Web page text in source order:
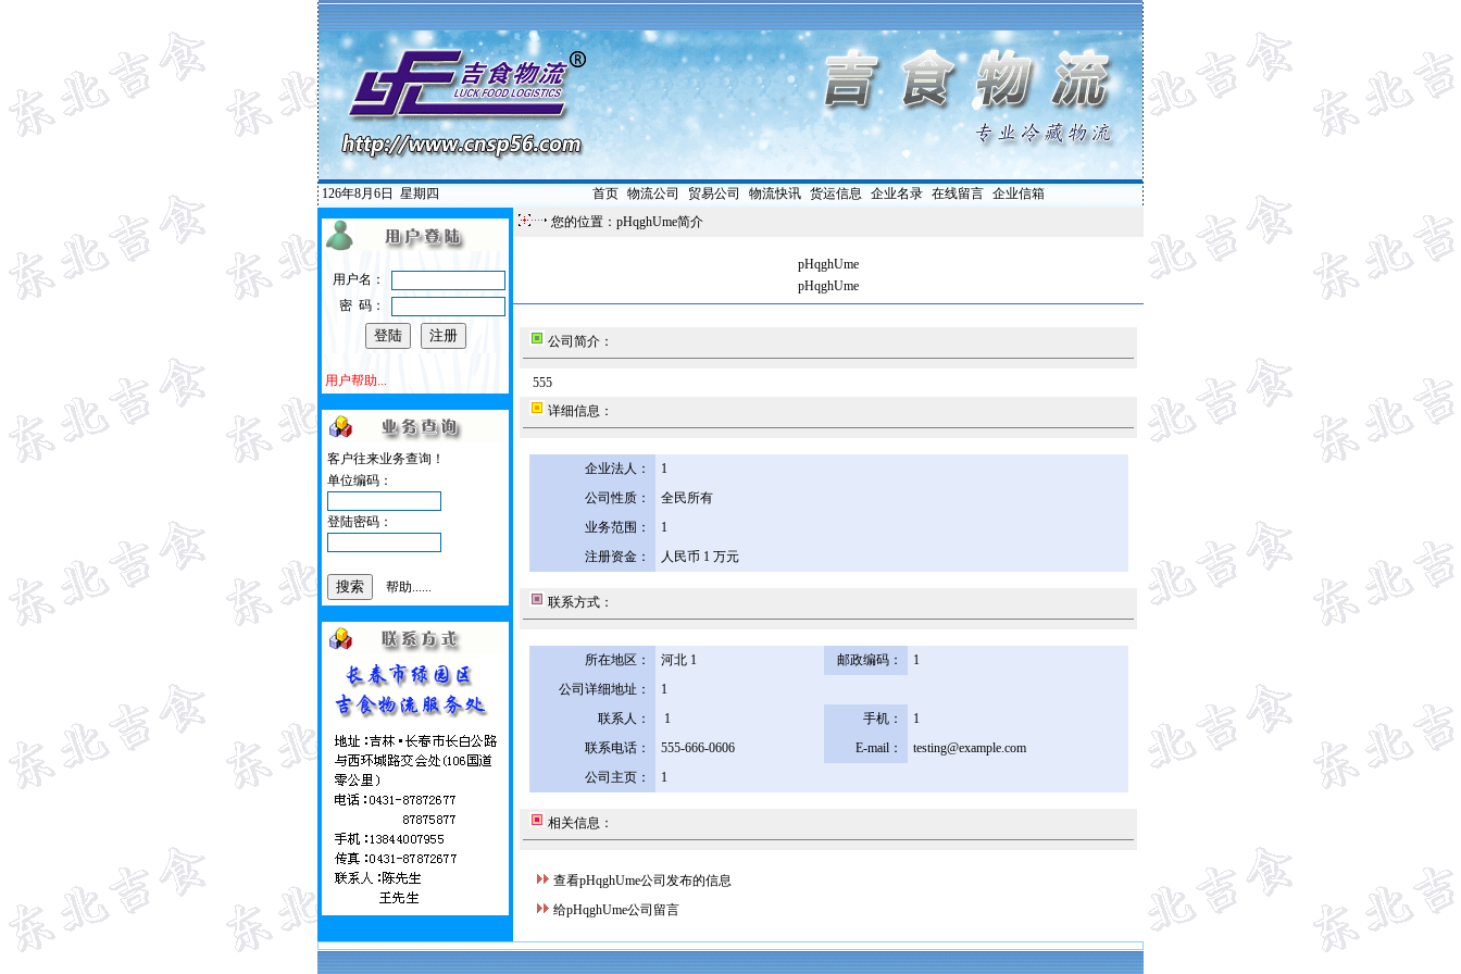
126年8月6日 星期四 首页| 物流公司 贸易公司 物流快讯| 货运信息 企业名录| 在线留言| 企业信箱
用户名：
密 码：
用户帮助...
客户往来业务查询！
单位编码：
登陆密码：
帮助......
您的位置：pHqghUme简介
pHqghUme
pHqghUme
公司简介：
555
详细信息：
企业法人：
1
公司性质：
全民所有
业务范围：
1
注册资金：
人民币 1 万元
联系方式：
所在地区： 河北 1 邮政编码：
1
公司详细地址：
1
联系人：
1 手机：
1
联系电话：
555-666-0606 E-mail：
testing@example.com
公司主页：
1
相关信息：
查看pHqghUme公司发布的信息
给pHqghUme公司留言